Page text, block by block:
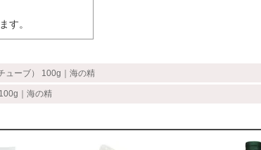
す。
ューブ） 100g｜海の精
｜海の精